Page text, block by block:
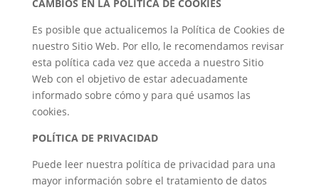
CAMBIOS EN LA POLÍTICA DE COOKIES
Es posible que actualicemos la Política de Cookies de
nuestro Sitio Web. Por ello, le recomendamos revisar
esta política cada vez que acceda a nuestro Sitio
Web con el objetivo de estar adecuadamente
informado sobre cómo y para qué usamos las
cookies.
POLÍTICA DE PRIVACIDAD
Puede leer nuestra política de privacidad para una
mayor información sobre el tratamiento de datos